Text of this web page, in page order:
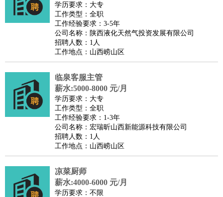
学历要求：大专
工作类型：全职
工作经验要求：3-5年
公司名称：陕西液化天然气投资发展有限公司
招聘人数：1人
工作地点：山西崂山区
临泉客服主管
薪水:5000-8000 元/月
学历要求：大专
工作类型：全职
工作经验要求：1-3年
公司名称：宏瑞昕山西新能源科技有限公司
招聘人数：1人
工作地点：山西崂山区
凉菜厨师
薪水:4000-6000 元/月
学历要求：不限